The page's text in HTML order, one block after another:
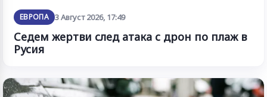
ЕВРОПА 3 Август 2026, 17:49
Седем жертви след атака с дрон по плаж в
Русия